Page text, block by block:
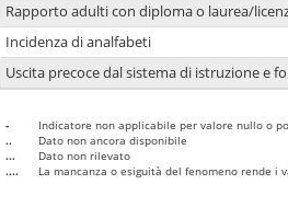
Rapporto adulti con diploma o laurea/
Incidenza di analfabeti
Uscita precoce dal sistema di istruzione e
-
Indicatore non applicabile per valore nullo o
..
Dato non ancora disponibile
...
Dato non rilevato
....
La mancanza o esiguità del fenomeno rende i